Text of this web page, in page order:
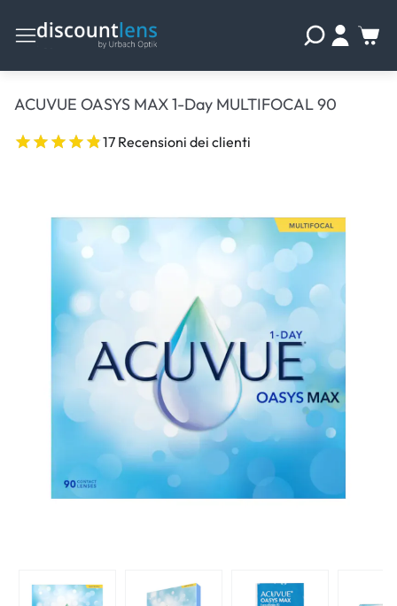
ACUVUE OASYS MAX 1-Day MULTIFOCAL 90
17 Recensioni dei clienti